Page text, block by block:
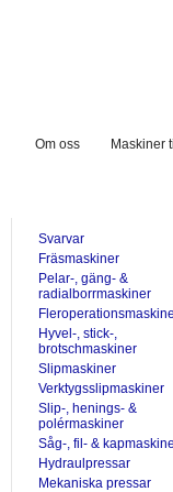
Om oss Maskiner
Svarvar
Fräsmaskiner
Pelar-, gäng- &
radialborrmaskiner
Hyvel-, stick-,
brotschmaskiner
Slipmaskiner
Verktygsslipmaskiner
Slip-, henings- &
polérmaskiner
Såg-, fil- &
Hydraulpressar
Mekaniska pressar